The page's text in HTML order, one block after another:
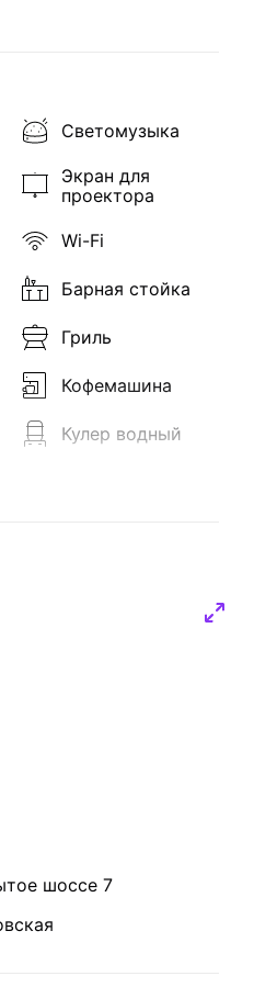
Светомузыка
Экран для
проектора
Wi-Fi
Барная стойка
Гриль
Кофемашина
Кулер водный
шоссе 7